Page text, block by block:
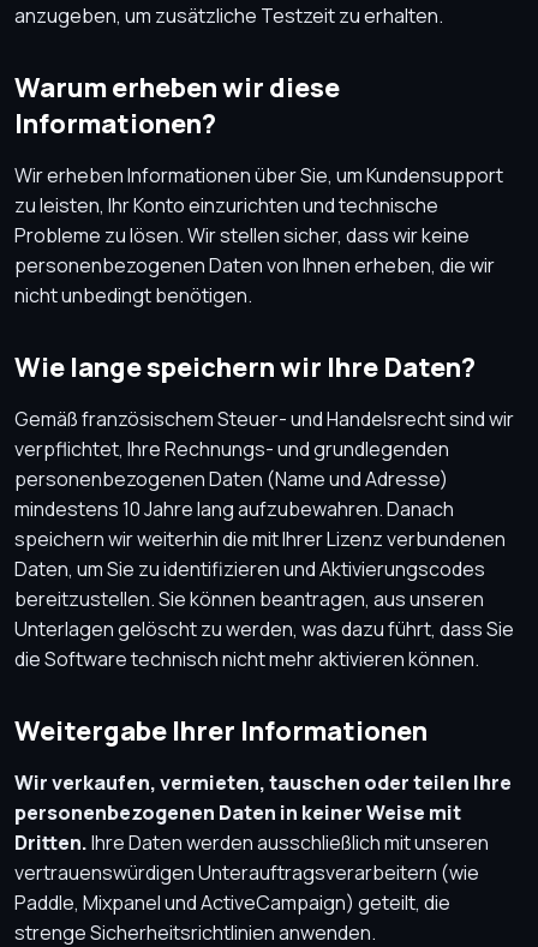
anzugeben, um zusätzliche Testzeit zu erhalten.
Warum erheben wir diese
Informationen?
Wir erheben Informationen über Sie, um Kundensupport
zu leisten, Ihr Konto einzurichten und technische
Probleme zu lösen. Wir stellen sicher, dass wir keine
personenbezogenen Daten von Ihnen erheben, die wir
nicht unbedingt benötigen.
Wie lange speichern wir Ihre Daten?
Gemäß französischem Steuer- und Handelsrecht sind wir
verpflichtet, Ihre Rechnungs- und grundlegenden
personenbezogenen Daten (Name und Adresse)
mindestens 10 Jahre lang aufzubewahren. Danach
speichern wir weiterhin die mit Ihrer Lizenz verbundenen
Daten, um Sie zu identifizieren und Aktivierungscodes
bereitzustellen. Sie können beantragen, aus unseren
Unterlagen gelöscht zu werden, was dazu führt, dass Sie
die Software technisch nicht mehr aktivieren können.
Weitergabe Ihrer Informationen
Wir verkaufen, vermieten, tauschen oder teilen Ihre
personenbezogenen Daten in keiner Weise mit
Dritten.Ihre Daten werden ausschließlich mit unseren
vertrauenswürdigen Unterauftragsverarbeitern (wie
Paddle, Mixpanel und ActiveCampaign) geteilt, die
strenge Sicherheitsrichtlinien anwenden.